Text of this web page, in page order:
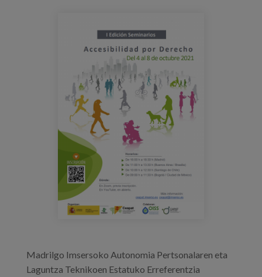
Madrilgo Imsersoko Autonomia Pertsonalaren eta
Laguntza Teknikoen Estatuko Erreferentzia